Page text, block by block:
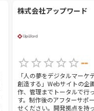
株式会社アップワード
--
「人の夢をデジタルマーケ
創造する」Webサイトの企
作、管理までトータルで行
す。制作後のアフターサポ
せください。開発拠点を持